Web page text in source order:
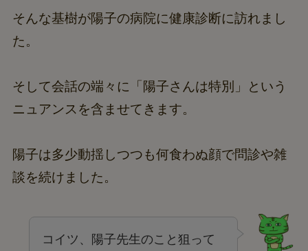
そんな基樹が陽子の病院に健康診断に訪れまし
た。
そして会話の端々に「陽子さんは特別」という
ニュアンスを含ませてきます。
陽子は多少動揺しつつも何食わぬ顔で問診や雑
談を続けました。
コイツ、陽子先生のこと狙って